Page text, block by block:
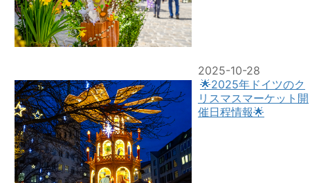
2025-10-28
🌟2025年ドイツのク
リスマスマーケット開
催日程情報🌟